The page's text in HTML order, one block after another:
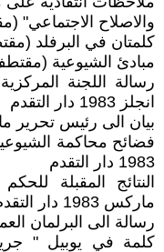
والاصلاح الاجتماعي" (مقتطف)
كلمتان في البرفلد (مقتطف) انجلز
مبادئ الشيوعية (مقتطف) انجلز
رسالة اللجنة
انجلز 1983 دار التقدم
بيان الى رئيس تحرير ماركس 1983
فضائح محاكمة
1983 دار التقدم
النتائج المقبلة
ماركس 1983 دار التقدم
رسالة الى البرلمان العمالي